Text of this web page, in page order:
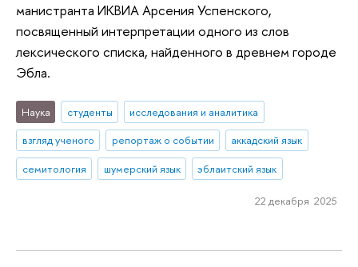
манистранта ИКВИА Арсения Успенского,
посвященный интерпретации одного из слов
лексического списка, найденного в древнем городе
Эбла.
Наука студенты
исследования и аналитика
взгляд ученого
репортаж о событии
аккадский язык
семитология
шумерский язык эблаитский язык
22 декабря 2025